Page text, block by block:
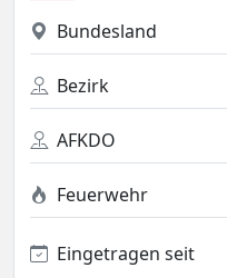
Bundesland
Bezirk
AFKDO
Feuerwehr
Eingetragen seit